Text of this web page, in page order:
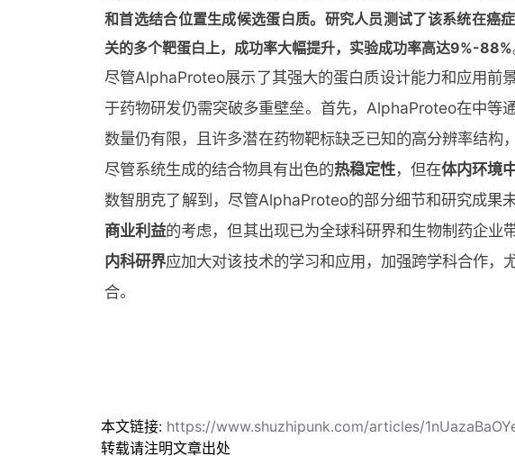
和首选结合位置生成候选蛋白质。研究人员测试了该系统在癌
关的多个靶蛋白上，成功率大幅提升，实验成功率高达9%-88%
尽管AlphaProteo展示了其强大的蛋白质设计能力和应用前
于药物研发仍需突破多重壁垒。首先，AlphaProteo在中等
数量仍有限，且许多潜在药物靶标缺乏已知的高分辨率结构
尽管系统生成的结合物具有出色的热稳定性，但在体内环境
数智朋克了解到，尽管AlphaProteo的部分细节和研究成果
商业利益的考虑，但其出现已为全球科研界和生物制药企业
内科研界应加大对该技术的学习和应用，加强跨学科合作，
合。
本文链接: https://www.shuzhipunk.com/articles/
转载请注明文章出处